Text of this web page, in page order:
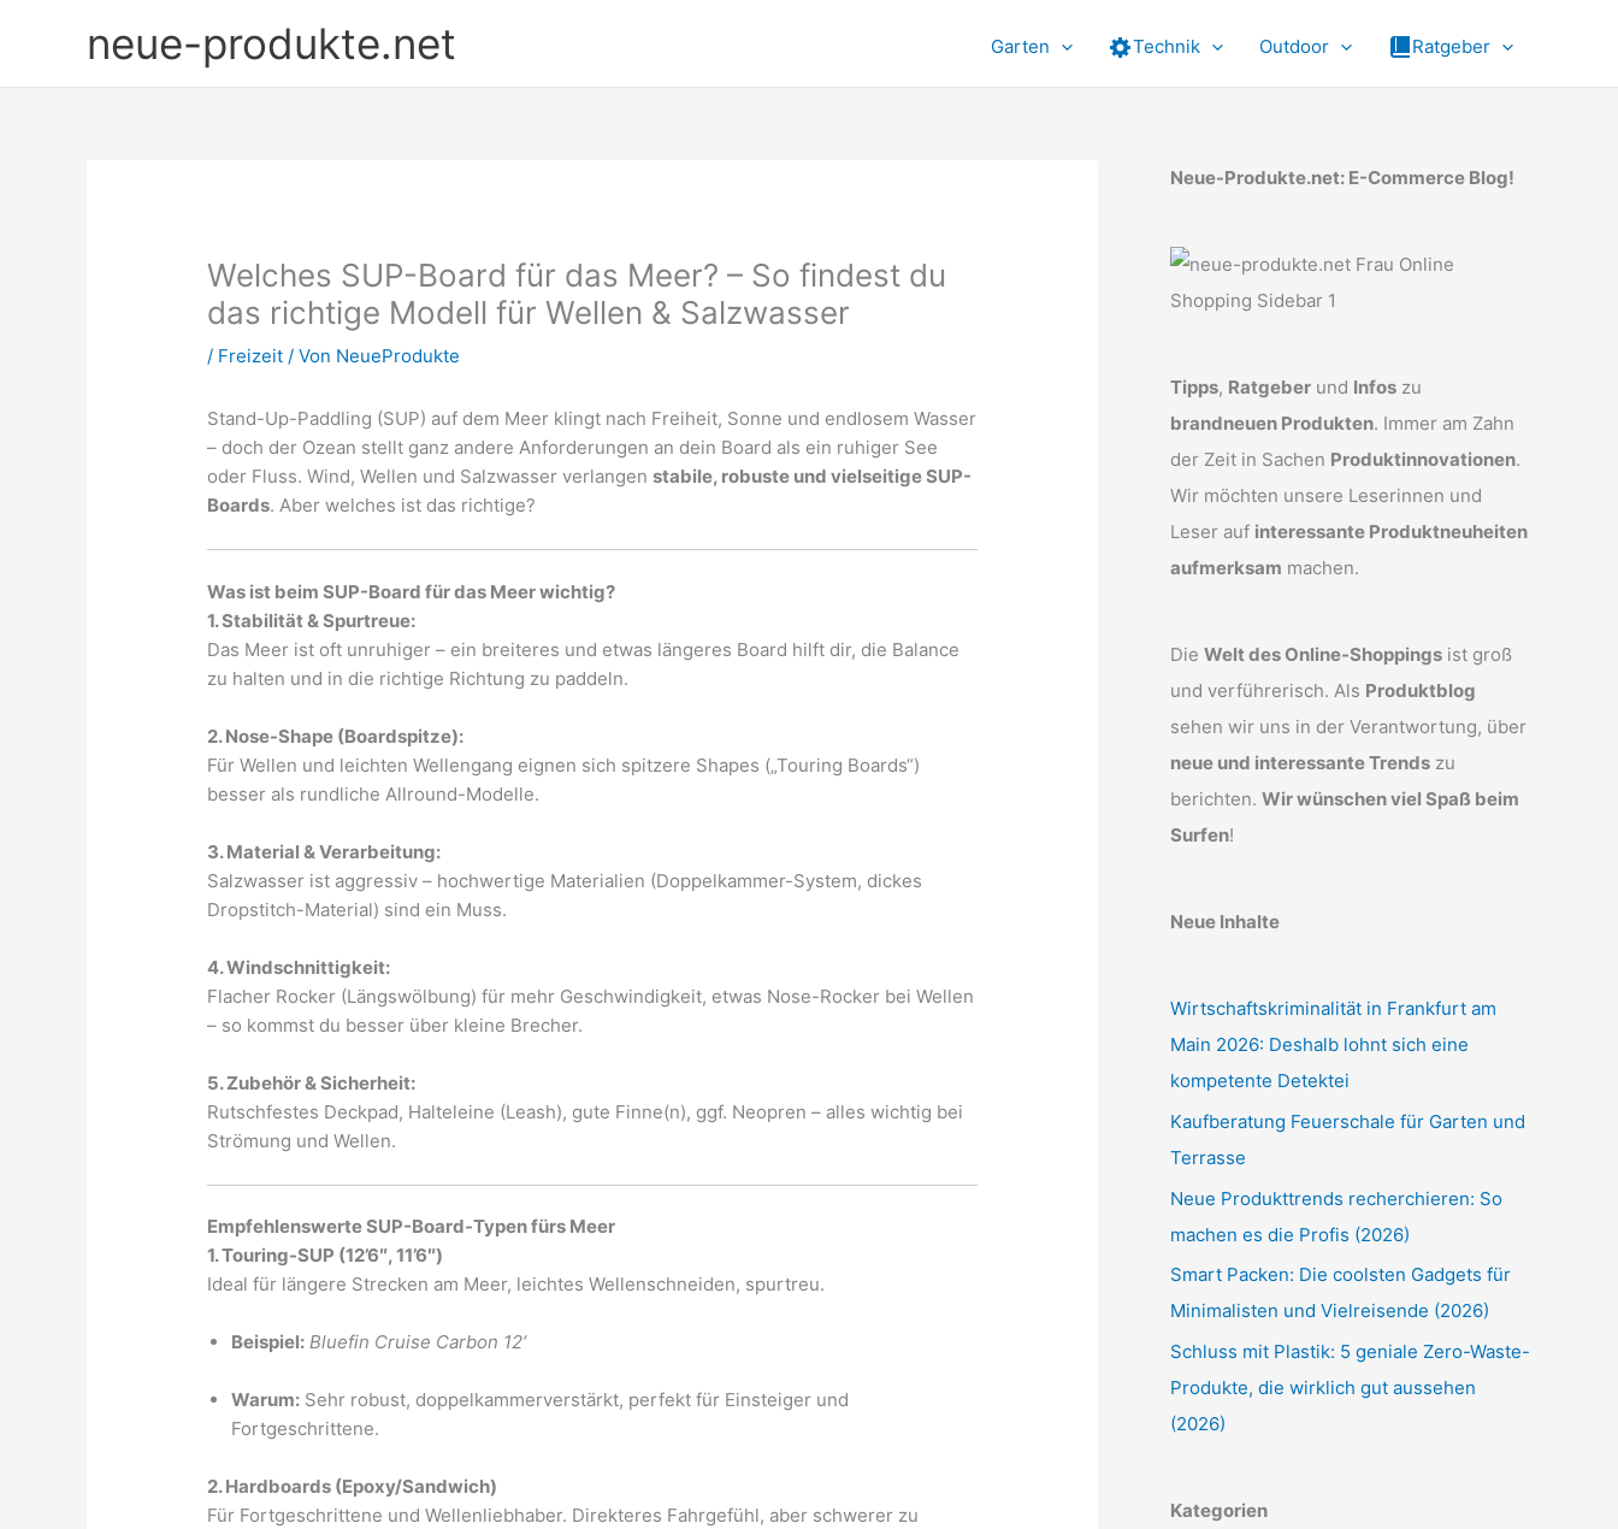
neue-produkte.net Garten Technik Outdoor Ratgeber
Welches SUP-Board für das Meer? – So findest du
das richtige Modell für Wellen & Salzwasser
/ Freizeit / Von NeueProdukte
Stand-Up-Paddling (SUP) auf dem Meer klingt nach Freiheit, Sonne und endlosem Wasser
– doch der Ozean stellt ganz andere Anforderungen an dein Board als ein ruhiger See
oder Fluss. Wind, Wellen und Salzwasser verlangenstabile, robuste und vielseitige SUP-
Boards. Aber welches ist das richtige?
Was ist beim SUP-Board für das Meer wichtig?
1. Stabilität & Spurtreue:
Das Meer ist oft unruhiger – ein breiteres und etwas längeres Board hilft dir, die Balance
zu halten und in die richtige Richtung zu paddeln.
2. Nose-Shape (Boardspitze):
Für Wellen und leichten Wellengang eignen sich spitzere Shapes („Touring Boards“)
besser als rundliche Allround-Modelle.
3. Material & Verarbeitung:
Salzwasser ist aggressiv – hochwertige Materialien (Doppelkammer-System, dickes
Dropstitch-Material) sind ein Muss.
4. Windschnittigkeit:
Flacher Rocker (Längswölbung) für mehr Geschwindigkeit, etwas Nose-Rocker bei Wellen
– so kommst du besser über kleine Brecher.
5. Zubehör & Sicherheit:
Rutschfestes Deckpad, Halteleine (Leash), gute Finne(n), ggf. Neopren – alles wichtig bei
Strömung und Wellen.
Empfehlenswerte SUP-Board-Typen fürs Meer
1. Touring-SUP (12’6″, 11’6″)
Ideal für längere Strecken am Meer, leichtes Wellenschneiden, spurtreu.
Beispiel: Bluefin Cruise Carbon 12‘
Warum: Sehr robust, doppelkammerverstärkt, perfekt für Einsteiger und
Fortgeschrittene.
2. Hardboards (Epoxy/Sandwich)
Für Fortgeschrittene und Wellenliebhaber. Direkteres Fahrgefühl, aber schwerer zu
Neue-Produkte.net: E-Commerce Blog!
Tipps, Ratgeber und Infos zu
brandneuen Produkten. Immer am Zahn
der Zeit in Sachen Produktinnovationen.
Wir möchten unsere Leserinnen und
Leser auf interessante Produktneuheiten
aufmerksam machen.
Die Welt des Online-Shoppings ist groß
und verführerisch. Als Produktblog
sehen wir uns in der Verantwortung, über
neue und interessante Trends zu
berichten. Wir wünschen viel Spaß beim
Surfen!
Neue Inhalte
Wirtschaftskriminalität in Frankfurt am
Main 2026: Deshalb lohnt sich eine
kompetente Detektei
Kaufberatung Feuerschale für Garten und
Terrasse
Neue Produkttrends recherchieren: So
machen es die Profis (2026)
Smart Packen: Die coolsten Gadgets für
Minimalisten und Vielreisende (2026)
Schluss mit Plastik: 5 geniale Zero-Waste-
Produkte, die wirklich gut aussehen
(2026)
Kategorien